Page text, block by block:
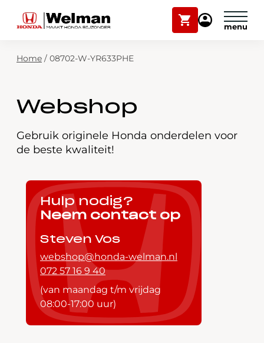
Winkelwagen
Mijn
Modellen
Over ons
Webshop
Contact
Zoekfunctie
Plan onderhoud
Mijn Honda Welman
Home / 08702-W-YR633PHE
Webshop
Gebruik originele Honda onderdelen voor
de beste kwaliteit!
Hulp nodig?
Neem contact op
Steven Vos
webshop@honda-welman.nl
072 57 16 9 40
(van maandag t/m vrijdag
08:00-17:00 uur)